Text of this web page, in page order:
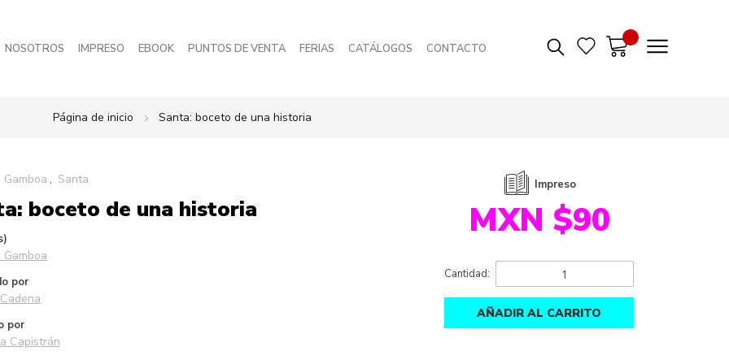
NOSOTROS IMPRESO EBOOK PUNTOS DE VENTA FERIAS CATÁLOGOS CONTACTO
Página de inicio Santa: boceto de una historia
Gamboa Santa
boceto de una historia
Gamboa
por
por
Capistrán
Impreso
MXN $90
Cantidad:
AÑADIR AL CARRITO